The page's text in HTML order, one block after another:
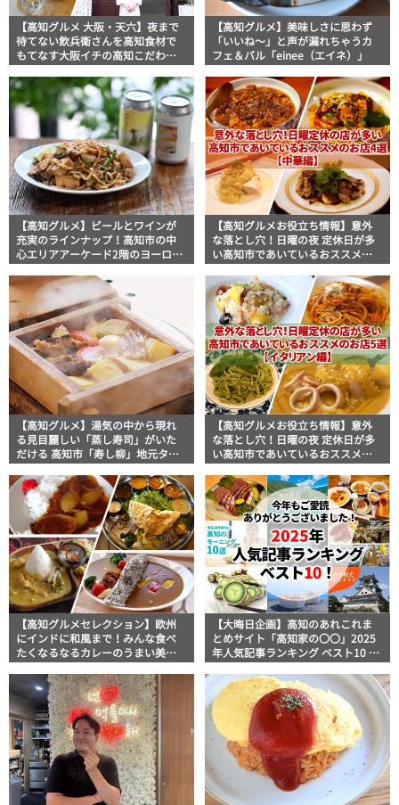
【高知グルメ 大阪・天六】夜まで
待てない飲兵衛さんを高知食材で
もてなす大阪イチの高知こだわり
（stand tossa）」
【高知グルメ】美味しさに思わず
「いいね〜」と声が漏れちゃうカ
フェ＆バル「einee（エイネ）」
【高知グルメ】ビールとワインが
充実のラインナップ！高知市の中
心エリアアーケード2階のヨーロピ
【高知グルメお役立ち情報】意外
な落とし穴！日曜の夜 定休日が多
い高知市であいているおススメの
【高知グルメ】湯気の中から現れ
る見目麗しい「蒸し寿司」がいた
だける 高知市「寿し柳」地元タウ
【高知グルメお役立ち情報】意外
な落とし穴！日曜の夜 定休日が多
い高知市であいているおススメの
【高知グルメセレクション】欧州
にインドに和風まで！みんな食べ
たくなるなるカレーのうまい美味
【大晦日企画】高知のあれこれま
とめサイト「高知家の〇〇」2025
年人気記事ランキング ベスト10 発